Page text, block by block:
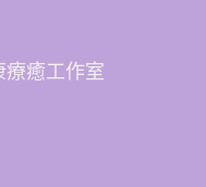
療癒工作室